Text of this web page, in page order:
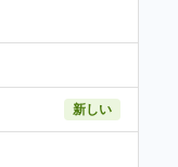
新しい